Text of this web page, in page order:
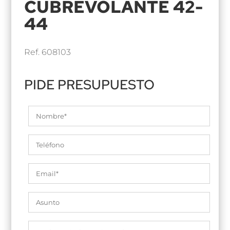
CUBREVOLANTE 42-
44
Ref. 608103
PIDE PRESUPUESTO